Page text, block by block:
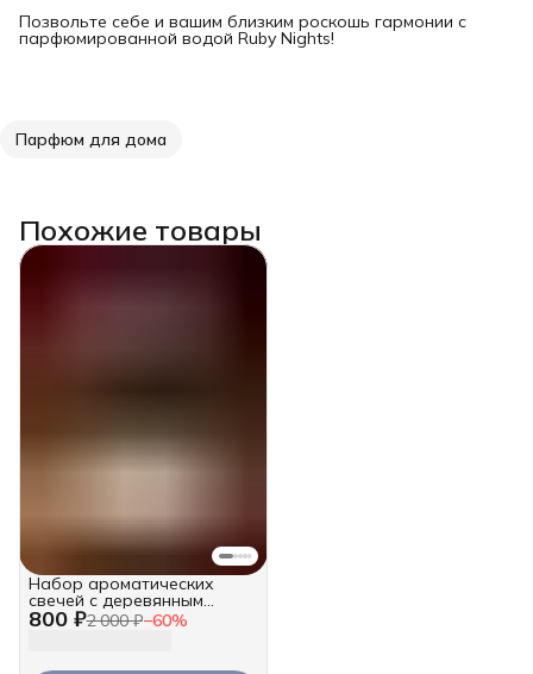
Позвольте себе и вашим близким роскошь гармонии с
парфюмированной водой Ruby Nights!
Парфюм для дома
Похожие товары
800 ₽2 000 ₽−60%
Набор ароматических
свечей с деревянным
фитилем, 2х100 мл